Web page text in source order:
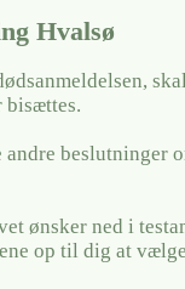
Hvalsø
bisættes.
andre beslutninger
ønsker ned i
op til dig at